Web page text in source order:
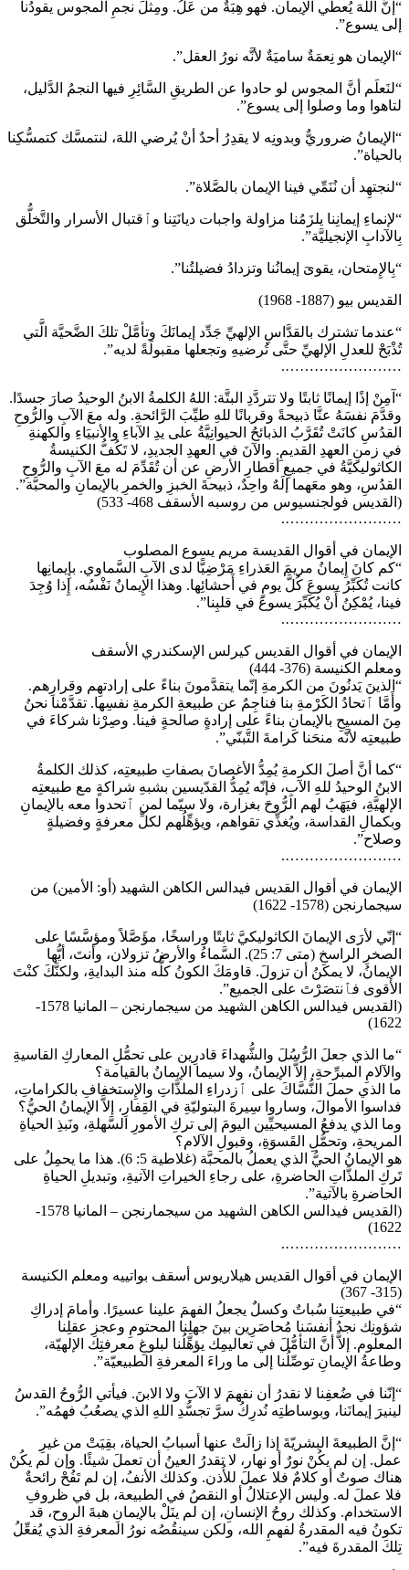
“إنَّ اللهَ يُعطي الإيمان. فهو هِبَةٌ من عَلُ. ومِثلَ نجمِ المجوس يقودُنا
إلى يسوع”.
“الإيمان هو نِعمَةٌ ساميَةٌ لأنَّه نورُ العقل”.
“لنَعلَم أنَّ المجوس لو حادوا عن الطريقِ السَّائِرِ فيها النجمُ الدَّليل،
لتاهوا وما وصلوا إلى يسوع”.
“الإيمانُ ضروريٌّ وبدونِه لا يقدِرُ أحدٌ أنْ يُرضي اللهَ، لنتمسَّك كتمسُّكِنا
بالحياة”.
“لنجتهِد أن نُنَمِّي فينا الإيمان بالصَّلاة”.
“لإنماءِ إيمانِنا يلزَمُنا مزاولة واجبات ديانَتِنا وٱقتبال الأسرار والتَّخلُّق
بِالآدابِ الإنجيليَّة”.
“بِالإِمتحان، يقوىَ إيمانُنا وتزدادُ فضيلتُنا”.
القديس بيو (1887- 1968)
“عندما تشترك بالقدَّاسِ الإلهيِّ جَدِّد إيمانَكَ وتأمَّلْ تلكَ الضَّحيَّة الَّتي
تُذْبَحْ للعدلِ الإلهيِّ حتَّى تُرضيهِ وتجعلها مقبولَةً لديه”.
…………………….
“آمِنْ إذًا إيمانًا ثابتًا ولا تتردَّدِ البتَّة: اللهُ الكلمةُ الابنُ الوحيدُ صارَ جسدًا.
وقدَّمَ نفسَهُ عنَّا ذبيحةً وقربانًا للهِ طيِّبَ الرَّائحةِ. وله معَ الآبِ والرُّوحِ
القدُسِ كانَتْ تُقَرَّبُ الذبائحُ الحيوانِيَّةُ على يدِ الآباءِ والأنبيَاءِ والكهنةِ
في زمنِ العهدِ القديمِ. والآنَ في العهدِ الجديدِ، لا تَكُفُّ الكنيسةُ
الكاثوليكيَّةُ في جميعِ أقطارِ الأرضِ عن أن تُقَدِّمَ له معَ الآبِ والرُّوحِ
القدُسِ، وهو معَهما إلَهٌ واحِدٌ، ذبيحةَ الخبزِ والخمرِ بالإيمانِ والمحبَّة”.
(القديس فولجنسيوس من روسبه الأسقف 468- 533)
…………………….
الإيمان في أقوال القديسة مريم يسوع المصلوب
“كم كانَ إِيمانُ مريمَ العَذراءِ مَرْضِيًّا لدى الآبِ السَّماوي. بإِيمانِها
كانت تُكَبِّرُ يسوعَ كُلَّ يومٍ في أَحشائِها. وهذا الإِيمانُ نَفْسُه، إِذا وُجِدَ
فينا، يُمْكِنُ أَنْ يُكَبِّرَ يسوعَ في قلبِنا”.
…………………….
الإيمان في أقوال القديس كيرلس الإسكندري الأسقف
ومعلم الكنيسة (376- 444)
“الذينَ يَدنُونَ من الكرمةِ إنّما يتقدَّمونَ بناءً على إرادتهِم وقرارِهم.
وأَمَّا ٱتحادُ الكَرْمةِ بنا فناجِمٌ عن طبيعةِ الكرمةِ نفسِها. تقدَّمْنا نحنُ
مِنَ المسيحِ بالإيمانِ بناءً على إرادةٍ صالحةٍ فينا. وصِرْنا شركاءَ في
طبيعتِه لأنَّه منحَنا كرامةَ التَّبنّي”.
“كما أنَّ أصلَ الكرمةِ يُمِدُّ الأغصانَ بصفاتِ طبيعتِه، كذلك الكلمةُ
الابنُ الوحيدُ للهِ الآبِ، فإنّه يُمِدُّ القدّيسين بشبهِ شراكةٍ مع طبيعتِه
الإلهيَّةِ، فيَهَبُ لهم الرُّوحَ بغزارة، ولا سيّما لمن ٱتحدوا معه بالإيمانِ
وبكمالِ القداسة، ويُغذِّي تقواهم، ويؤهِّلُهم لكلِّ معرفةٍ وفضيلةٍ
وصلاح”.
…………………….
الإيمان في أقوال القديس فيدالس الكاهن الشهيد (أو: الأمين) من
سيجمارنجن (1578- 1622)
“إنّي لأرَى الإيمانَ الكاثوليكيَّ ثابتًا وراسخًا، مؤَصَّلاً ومؤسَّسًا على
الصخرِ الراسخِ (متى 7: 25). السَّماءُ والأرضُ تزولان، وأنتَ، أيُّها
الإيمانُ، لا يمكنُ أن تزولَ. قاومَكَ الكونُ كلُّه منذ البدايةِ، ولكنَّكَ كنْتَ
الأقوى فٱنتصَرْتَ على الجميع”.
(القديس فيدالس الكاهن الشهيد من سيجمارنجن – المانيا 1578-
1622)
“ما الذي جعلَ الرُّسُلَ والشُّهداءَ قادرِين على تحمُّلِ المعاركِ القاسيةِ
والآلامِ المبرِّحةِ، إلاَّ الإيمانُ، ولا سيما الإيمانُ بالقيامة؟
ما الذي حملَ النُّسَّاكَ على ٱزدراءِ الملذَّاتِ والإِستخفافِ بالكراماتِ،
فداسوا الأموالَ، وساروا سِيرةَ البتوليّةِ في القِفارِ، إلاَّ الإيمانُ الحيُّ؟
وما الذي يدفعُ المسيحيِّين اليومَ إلى تركِ الأمورِ السَّهلةِ، ونَبذِ الحياةِ
المريحةِ، وتحمُّلِ القَسوَةِ، وقبولِ الآلام؟
هو الإيمانُ الحيُّ الذي يعملُ بالمحبَّة (غلاطية 5: 6). هذا ما يحمِلُ على
تَركِ الملذَّاتِ الحاضرةِ، على رجاءِ الخيراتِ الآتيةِ، وتبديلِ الحياةِ
الحاضرةِ بالآتية”.
(القديس فيدالس الكاهن الشهيد من سيجمارنجن – المانيا 1578-
1622)
…………………….
الإيمان في أقوال القديس هيلاريوس أسقف بواتييه ومعلم الكنيسة
(315- 367)
“في طبيعتِنا سُباتٌ وكسلٌ يجعلُ الفهمَ علينا عسيرًا. وأمامَ إدراكِ
شؤونِك نجدُ أنفسَنا مُحاصَرِين بينَ جهلِنا المحتومِ وعجزِ عقلِنا
المعلوم. إلاَّ أنَّ التأمُّلَ في تعاليمِك يؤهِّلُنا لبلوغِ معرفتِك الإلهيّة،
وطاعةُ الإيمانِ توصِّلُنا إلى ما وراءَ المعرفةِ الطبيعيّة”.
“إنّنا في ضُعفِنا لا نقدرُ أن نفهمَ لا الآبَ ولا الابنَ. فيأتي الرُّوحُ القدسُ
لينيرَ إيمانَنا، وبوساطتِه نُدرِكُ سرَّ تجسُّدِ اللهِ الذي يصعُبُ فهمُه”.
“إنَّ الطبيعةَ البشريّةَ إذا زالَتْ عنها أسبابُ الحياة، بقِيَتْ من غيرِ
عمل. إن لم يكُنْ نورٌ أو نهار، لا تقدرُ العينُ أن تعملَ شيئًا. وإن لم يكُنْ
هناك صوتٌ أو كلامٌ فلا عملَ للأُذن. وكذلك الأنفُ، إن لم تَفُحْ رائحةٌ
فلا عملَ له. وليس الإعتلالُ أو النقصُ في الطبيعة، بل في ظروفِ
الاستخدام. وكذلك روحُ الإنسانِ، إن لم ينَلْ بالإيمانِ هبةَ الروح، قد
تكونُ فيه المقدرةُ لفهمِ الله، ولكن سينقُصُه نورُ المعرفةِ الذي يُفعِّلُ
تِلكَ المقدرةَ فيه”.